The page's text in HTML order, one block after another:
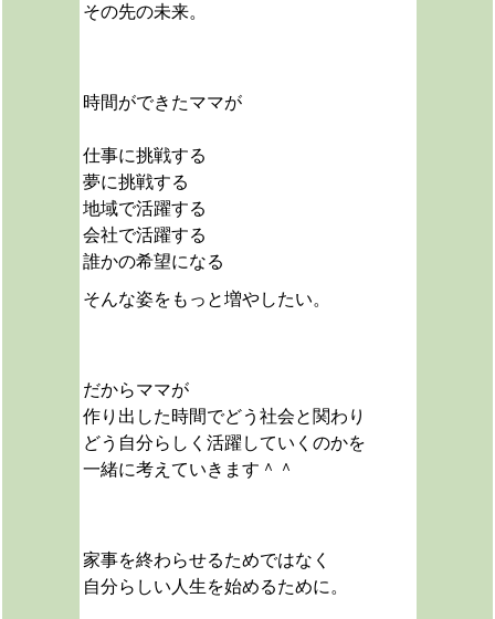
その先の未来。
時間ができたママが
仕事に挑戦する
夢に挑戦する
地域で活躍する
会社で活躍する
誰かの希望になる
そんな姿をもっと増やしたい。
だからママが
作り出した時間でどう社会と関わり
どう自分らしく活躍していくのかを
一緒に考えていきます＾＾
家事を終わらせるためではなく
自分らしい人生を始めるために。